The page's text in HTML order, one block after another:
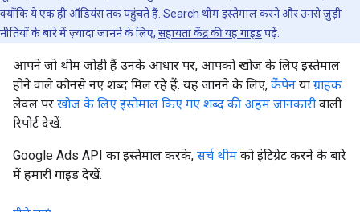
क्योंकि ये एक ही ऑडियंस तक पहुंचते हैं. Search थीम इस्तेमाल करने और उनसे जुड़ी
नीतियों के बारे में ज़्यादा जानने के लिए, सहायता केंद्र की यह गाइडपढ़ें.
आपने जो थीम जोड़ी हैं उनके आधार पर, आपको खोज के लिए इस्तेमाल
होने वाले कौनसे नए शब्द मिल रहे हैं. यह जानने के लिए, कैंपेन या ग्राहक
लेवल पर खोज के लिए इस्तेमाल किए गए शब्द की अहम जानकारी वाली
रिपोर्ट देखें.
Google Ads API का इस्तेमाल करके, सर्च थीम को इंटिग्रेट करने के बारे
में हमारी गाइड देखें.